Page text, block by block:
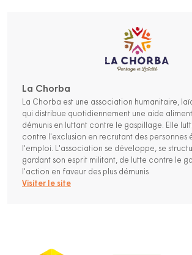
La Chorba
La Chorba est une association humanitaire,
qui distribue quotidiennement une aide
démunis en luttant contre le gaspillage. Elle
contre l'exclusion en recrutant des personnes
l'emploi. L'association se développe, se
gardant son esprit militant, de lutte contre le
l'action en faveur des plus démunis
Visiter le site